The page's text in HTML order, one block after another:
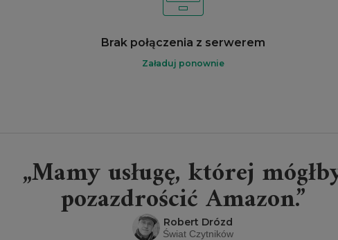
Brak połączenia z serwerem
Załaduj ponownie
„Mamy usługę, której
pozazdrościć Amazon.”
Robert Drózd
Świat Czytników